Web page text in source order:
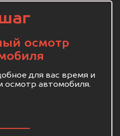
осмотр
для вас время и
осмотр автомобиля.